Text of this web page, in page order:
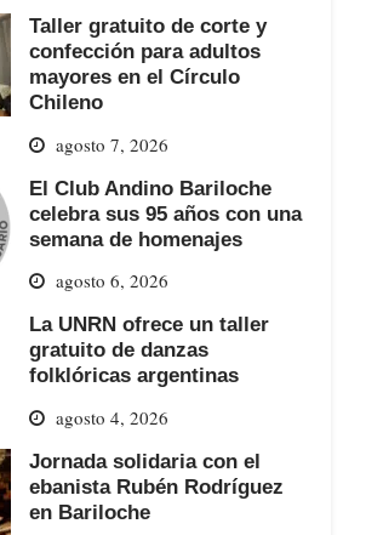
Taller gratuito de corte y
confección para adultos
mayores en el Círculo
Chileno
agosto 7, 2026
El Club Andino Bariloche
celebra sus 95 años con una
semana de homenajes
agosto 6, 2026
La UNRN ofrece un taller
gratuito de danzas
folklóricas argentinas
agosto 4, 2026
Jornada solidaria con el
ebanista Rubén Rodríguez
en Bariloche